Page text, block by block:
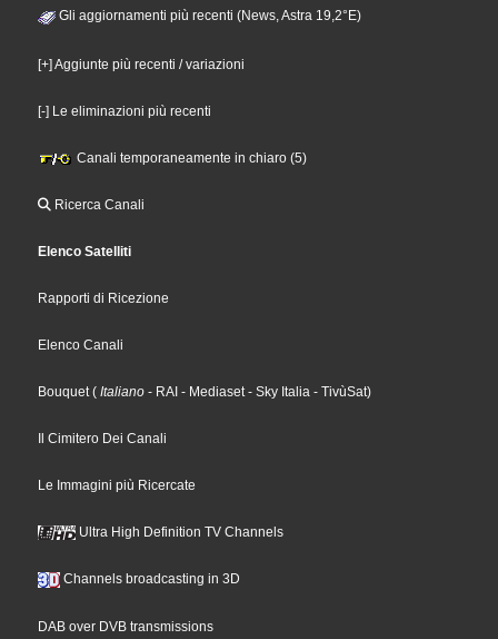
Gli aggiornamenti più recenti (News, Astra 19,2°E)
[+] Aggiunte più recenti / variazioni
[-] Le eliminazioni più recenti
Canali temporaneamente in chiaro (5)
Ricerca Canali
Elenco Satelliti
Rapporti di Ricezione
Elenco Canali
Bouquet ( Italiano - RAI - Mediaset - Sky Italia - TivùSat)
Il Cimitero Dei Canali
Le Immagini più Ricercate
Ultra High Definition TV Channels
Channels broadcasting in 3D
DAB over DVB transmissions